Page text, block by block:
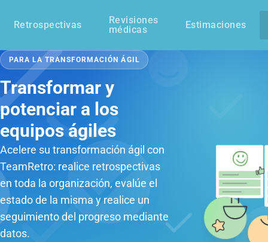
Retrospectivas
Revisiones
médicas
Estimaciones
PARA LA TRANSFORMACIÓN ÁGIL
Transformar y
potenciar a los
equipos ágiles
Acelere su transformación ágil con
TeamRetro: realice retrospectivas
en toda la organización, evalúe el
estado de la misma y realice un
seguimiento del progreso mediante
datos.